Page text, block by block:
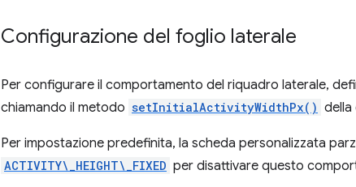
Configurazione del foglio laterale
Per configurare il comportamento del riquadro laterale,
chiamando il metodo setInitialActivityWidthPx() della
Per impostazione predefinita, la scheda personalizzata
ACTIVITY\_HEIGHT\_FIXED per disattivare questo